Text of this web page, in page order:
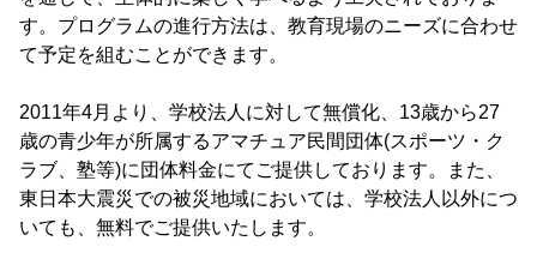
す。プログラムの進行方法は、教育現場のニーズに合わせ
て予定を組むことができます。
2011年4月より、学校法人に対して無償化、13歳から27
歳の青少年が所属するアマチュア民間団体(スポーツ・ク
ラブ、塾等)に団体料金にてご提供しております。また、
東日本大震災での被災地域においては、学校法人以外につ
いても、無料でご提供いたします。